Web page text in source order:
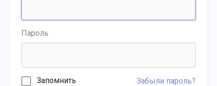
Пароль
Запомнить Забыли пароль?